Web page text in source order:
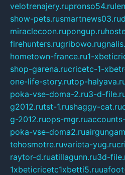
velotrenajery.rupronso54.ru
show-pets.rusmartnews03.ru
miraclecoon.rupongup.ru
firehunters.rugribowo.ru
hometown-france.ru1-
shop-garena.rucricetc-1-
one-life-story.rutop-
poka-vse-doma-2.ru3-d-
g2012.rutst-1.rushaggy-cat.ru
g-2012.ruops-mgr.ru
poka-vse-doma2.ru
tehosmotre.ruvarieta-yug.ru
raytor-d.ruatillagunn.ru3d-
1xbeticricetc1xbetti5.ru